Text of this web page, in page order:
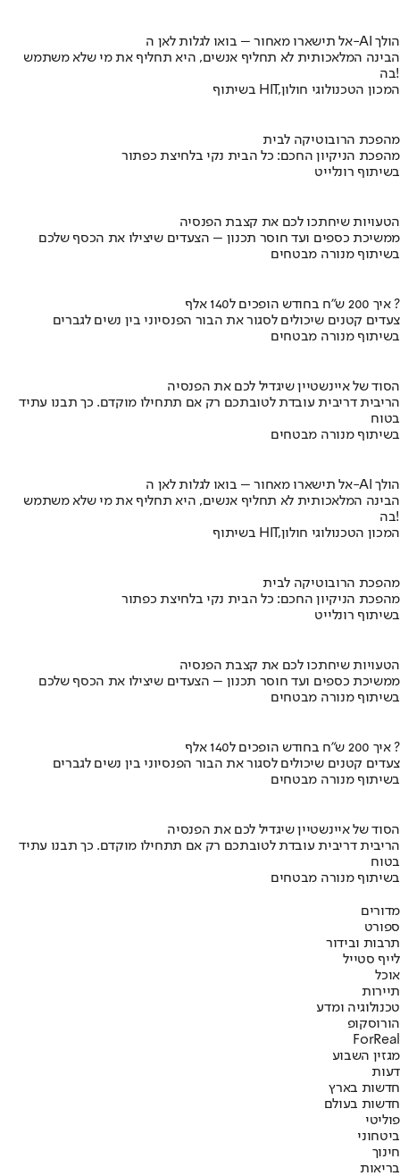
אל תישארו מאחור – בואו לגלות לאן ה-AI הולך
הבינה המלאכותית לא תחליף אנשים, היא תחליף את מי שלא משתמש
בה!
בשיתוף HIT,המכון הטכנולוגי חולון
מהפכת הרובוטיקה לבית
מהפכת הניקיון החכם: כל הבית נקי בלחיצת כפתור
בשיתוף רונלייט
הטעויות שיחתכו לכם את קצבת הפנסיה
ממשיכת כספים ועד חוסר תכנון – הצעדים שיצילו את הכסף שלכם
בשיתוף מנורה מבטחים
איך 200 ש"ח בחודש הופכים ל140 אלף ?
צעדים קטנים שיכולים לסגור את הבור הפנסיוני בין נשים לגברים
בשיתוף מנורה מבטחים
הסוד של איינשטיין שיגדיל לכם את הפנסיה
הריבית דריבית עובדת לטובתכם רק אם תתחילו מוקדם. כך תבנו עתיד
בטוח
בשיתוף מנורה מבטחים
אל תישארו מאחור – בואו לגלות לאן ה-AI הולך
הבינה המלאכותית לא תחליף אנשים, היא תחליף את מי שלא משתמש
בה!
בשיתוף HIT,המכון הטכנולוגי חולון
מהפכת הרובוטיקה לבית
מהפכת הניקיון החכם: כל הבית נקי בלחיצת כפתור
בשיתוף רונלייט
הטעויות שיחתכו לכם את קצבת הפנסיה
ממשיכת כספים ועד חוסר תכנון – הצעדים שיצילו את הכסף שלכם
בשיתוף מנורה מבטחים
איך 200 ש"ח בחודש הופכים ל140 אלף ?
צעדים קטנים שיכולים לסגור את הבור הפנסיוני בין נשים לגברים
בשיתוף מנורה מבטחים
הסוד של איינשטיין שיגדיל לכם את הפנסיה
הריבית דריבית עובדת לטובתכם רק אם תתחילו מוקדם. כך תבנו עתיד
בטוח
בשיתוף מנורה מבטחים
מדורים
ספורט
תרבות ובידור
לייף סטייל
אוכל
תיירות
טכנולוגיה ומדע
הורוסקופ
ForReal
מגזין השבוע
דעות
חדשות בארץ
חדשות בעולם
פוליטי
ביטחוני
חינוך
בריאות